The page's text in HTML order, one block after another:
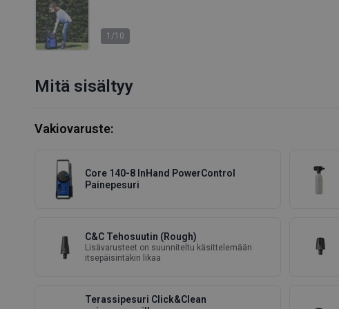
1/10
Mitä sisältyy
Vakiovaruste:
Core 140-8 InHand PowerControl
Painepesuri
C&C Tehosuutin (Rough)
Lisävarusteet on suunniteltu käsittelemään
itsepäisintäkin likaa
Terassipesuri Click&Clean